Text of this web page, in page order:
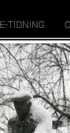
E-TIDNING